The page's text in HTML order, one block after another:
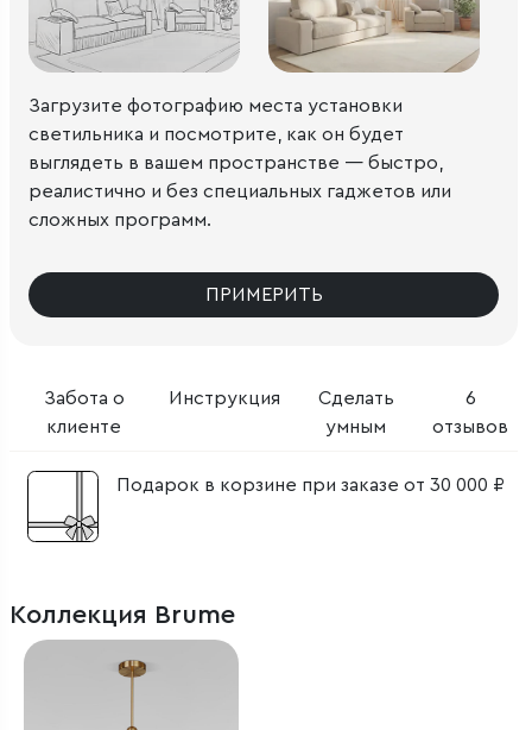
Забота о
клиенте
Инструкция
Сделать
умным
6
отзывов
Подарок в корзине при заказе от 30 000 ₽
Загрузите фотографию места установки
светильника и посмотрите, как он будет
выглядеть в вашем пространстве — быстро,
реалистично и без специальных гаджетов или
сложных программ.
ПРИМЕРИТЬ
Коллекция Brume